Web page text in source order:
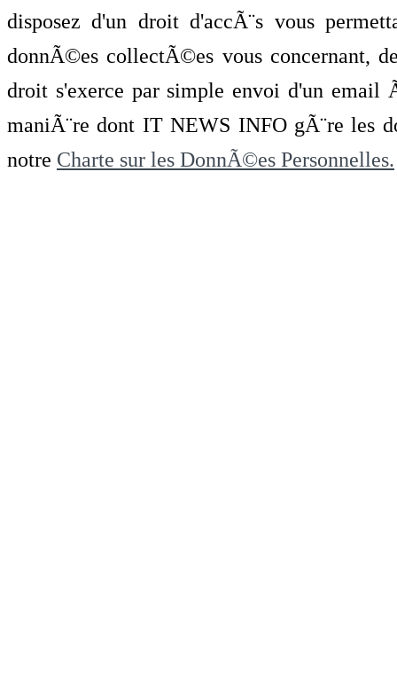
disposez d'un droit d'accÃ¨s vous
donnÃ©es collectÃ©es vous concernant,
droit s'exerce par simple envoi d'un
maniÃ¨re dont IT NEWS INFO gÃ¨re les
notre Charte sur les DonnÃ©es Personnelles.